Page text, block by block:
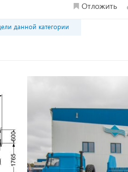
Отложить
данной категории